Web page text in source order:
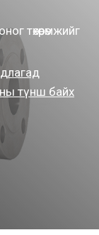
төхөөрөмжийг
түнш байх